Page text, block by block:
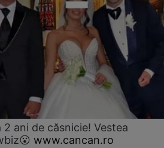
2 ani de căsnicie! Vestea
www.cancan.ro